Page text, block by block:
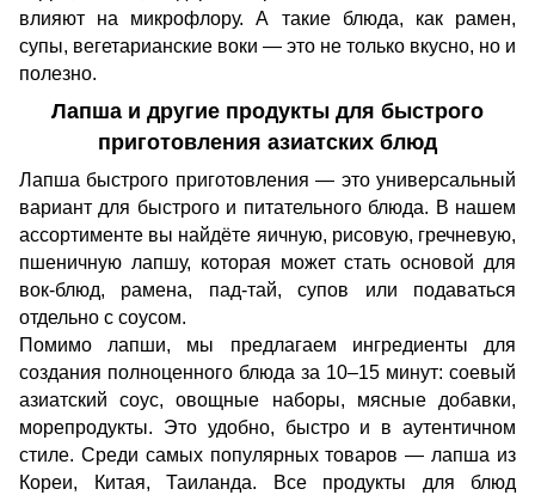
влияют на микрофлору. А такие блюда, как рамен,
супы, вегетарианские воки — это не только вкусно, но и
полезно.
Лапша и другие продукты для быстрого
приготовления азиатских блюд
Лапша быстрого приготовления — это универсальный
вариант для быстрого и питательного блюда. В нашем
ассортименте вы найдёте яичную, рисовую, гречневую,
пшеничную лапшу, которая может стать основой для
вок-блюд, рамена, пад-тай, супов или подаваться
отдельно с соусом.
Помимо лапши, мы предлагаем ингредиенты для
создания полноценного блюда за 10–15 минут: соевый
азиатский соус, овощные наборы, мясные добавки,
морепродукты. Это удобно, быстро и в аутентичном
стиле. Среди самых популярных товаров — лапша из
Кореи, Китая, Таиланда. Все продукты для блюд